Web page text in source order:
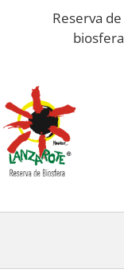
Reserva